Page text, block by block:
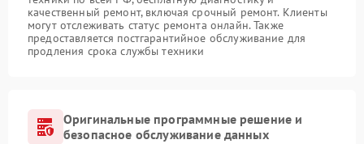
качественный ремонт, включая срочный ремонт. Клиенты
могут отслеживать статус ремонта онлайн. Также
предоставляется постгарантийное обслуживание для
продления срока службы техники
Оригинальные программные решение и
безопасное обслуживание данных